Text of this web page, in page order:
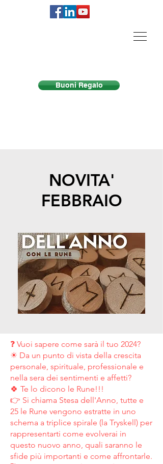
Buoni Regalo
NOVITA'
FEBBRAIO
❓ Vuoi sapere come sarà il tuo 2024?
☀ Da un punto di vista della crescita
personale, spirituale, professionale e
nella sera dei sentimenti e affetti?
🍀 Te lo dicono le Rune!!!
👉 Si chiama Stesa dell'Anno, tutte e
25 le Rune vengono estratte in uno
schema a triplice spirale (la Tryskell) per
rappresentarti come evolverai in
questo nuovo anno, quali saranno le
sfide più importanti e come affrontarle.